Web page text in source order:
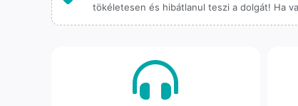
tökéletesen és hibátlanul teszi a dolgát! Ha